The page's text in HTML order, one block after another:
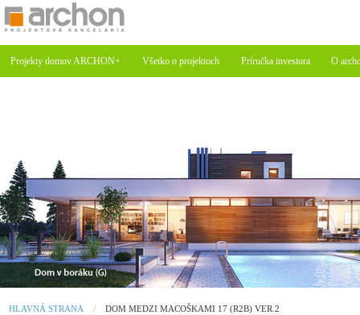
Projekty domov ARCHON+ Všetko o projektoch Príručka investora O
HLAVNÁ STRANA DOM MEDZI MACOŠKAMI 17 (R2B) VER.2